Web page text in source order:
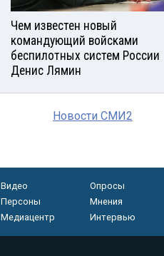
Чем известен новый
командующий войсками
беспилотных систем России
Денис Лямин
Новости СМИ2
Видео Опросы
Персоны
Мнения
Медиацентр
Интервью